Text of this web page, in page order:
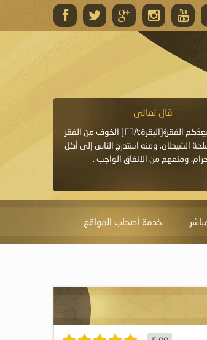
قال تعالى
﴿الشيطان يعِدُكم الفقر﴾[البقرة:٢٦٨] الخوف من الفقر
الشيطان، ومنه استدرج الناس إلى أكل
ومنعهم من الإنفاق الواجب .
خدمة أصحاب المواقع